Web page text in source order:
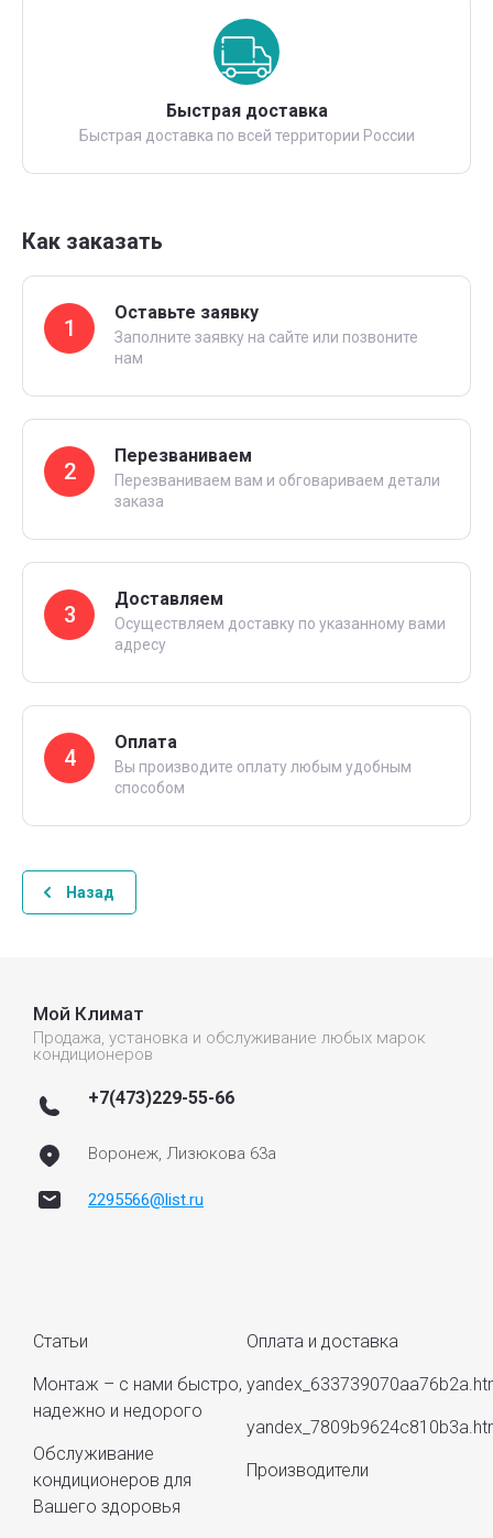
Быстрая доставка
Быстрая доставка по всей территории России
Как заказать
1
Оставьте заявку
Заполните заявку на сайте или позвоните
нам
2
Перезваниваем
Перезваниваем вам и обговариваем детали
заказа
3
Доставляем
Осуществляем доставку по указанному вами
адресу
4
Оплата
Вы производите оплату любым удобным
способом
Назад
Мой Климат
Продажа, установка и обслуживание любых марок
кондиционеров
+7(473)229-55-66
Воронеж, Лизюкова 63а
2295566@list.ru
Статьи
Монтаж – с нами быстро,
надежно и недорого
Обслуживание
кондиционеров для
Вашего здоровья
Оплата и доставка
Производители